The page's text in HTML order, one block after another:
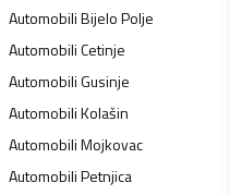
AutomobiliBijelo Polje
AutomobiliCetinje
AutomobiliGusinje
AutomobiliKolašin
AutomobiliMojkovac
AutomobiliPetnjica